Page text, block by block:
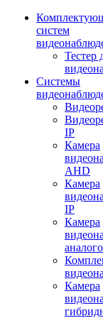
систем
Тестер
Системы
IP
Камера
AHD
Камера
IP
Камера
Камера